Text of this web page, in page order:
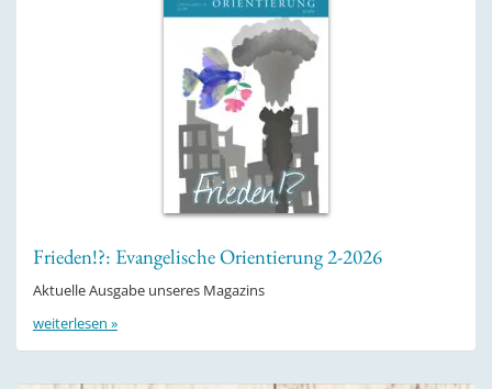
Frieden!?: Evangelische Orientierung 2-2026
Aktuelle Ausgabe unseres Magazins
weiterlesen »